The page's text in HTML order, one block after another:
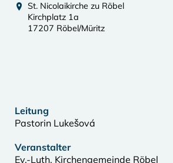
St. Nicolaikirche zu Röbel
Kirchplatz 1a
17207 Röbel/Müritz
Leitung
Pastorin Lukešová
Veranstalter
Ev.-Luth. Kirchengemeinde Röbel